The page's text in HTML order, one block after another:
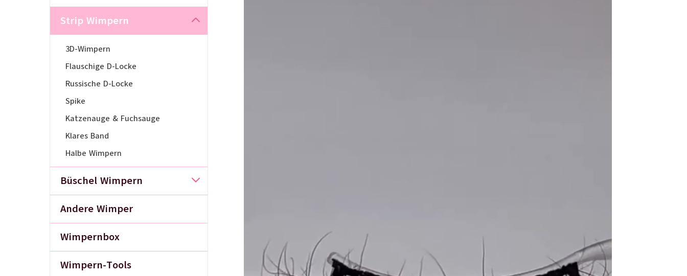
Strip Wimpern
3D-Wimpern
Flauschige D-Locke
Russische D-Locke
Spike
Katzenauge & Fuchsauge
Klares Band
Halbe Wimpern
Büschel Wimpern
Andere Wimper
Wimpernbox
Wimpern-Tools